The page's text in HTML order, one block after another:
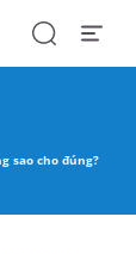
SearchOpen
sao cho đúng?